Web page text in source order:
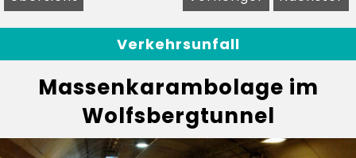
Verkehrsunfall
Massenkarambolage im
Wolfsbergtunnel